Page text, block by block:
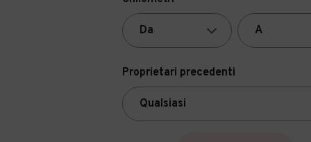
Proprietari precedenti